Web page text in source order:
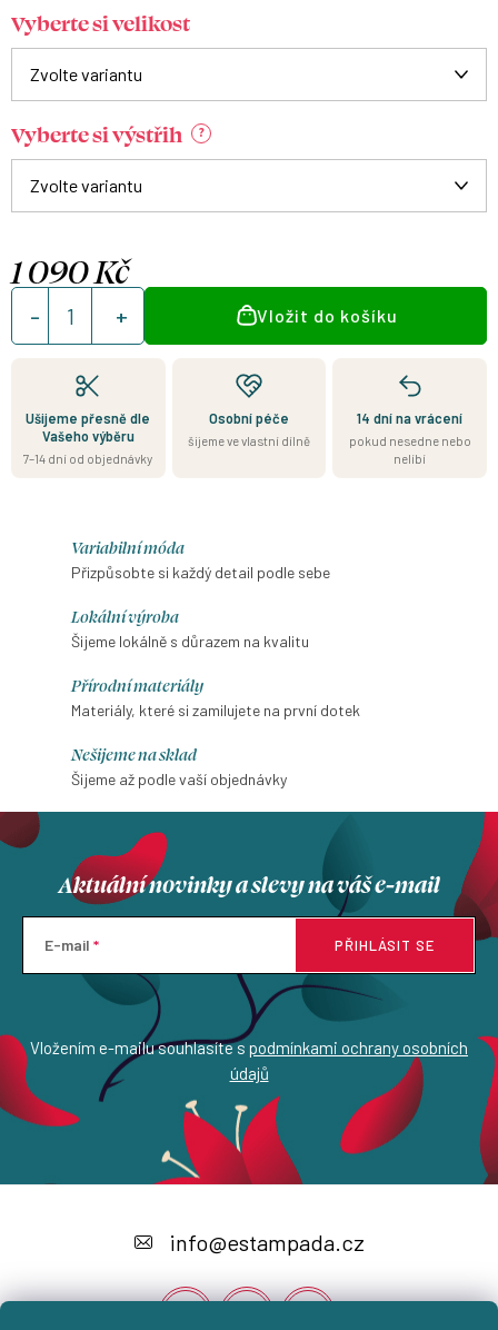
Vyberte si velikost
Vyberte si výstřih ?
1 090 Kč
Měrná
cena:
Vložit do košíku
Ušijeme přesně dle
Vašeho výběru
7–14 dní od objednávky
Osobní péče
šijeme ve vlastní dílně
14 dní na vrácení
pokud nesedne nebo
nelíbí
Variabilní móda
Přizpůsobte si každý detail podle sebe
Lokální výroba
Šijeme lokálně s důrazem na kvalitu
Přírodní materiály
Materiály, které si zamilujete na první dotek
Nešijeme na sklad
Šijeme až podle vaší objednávky
Aktuální novinky a slevy na váš e-mail
E-mail
Vložením e-mailu souhlasíte s podmínkami ochrany osobních
údajů
PŘIHLÁSIT SE
a
info@estampada.cz